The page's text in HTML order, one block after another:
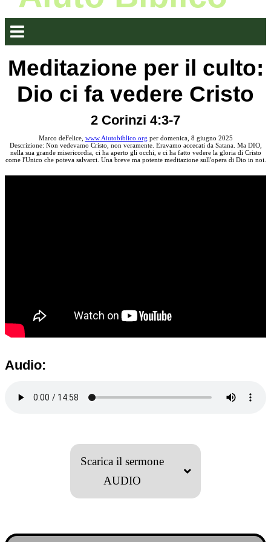
Meditazione per il culto:
Dio ci fa vedere Cristo
2 Corinzi 4:3-7
Marco deFelice, www.Aiutobiblico.org per domenica, 8 giugno 2025
Descrizione: Non vedevamo Cristo, non veramente. Eravamo accecati da Satana. Ma DIO,
nella sua grande misericordia, ci ha aperto gli occhi, e ci ha fatto vedere la gloria di Cristo
come l'Unico che poteva salvarci. Una breve ma potente meditazione sull'opera di Dio in noi.
Audio:
Scarica il sermone
AUDIO